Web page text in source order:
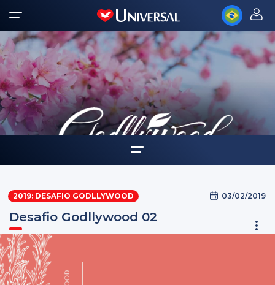
Auto-ajuda
Desafios Godllywood
Tarefas como oferta
Perguntas e respostas
2019: DESAFIO GODLLYWOOD 03/02/2019
Desafio Godllywood 02